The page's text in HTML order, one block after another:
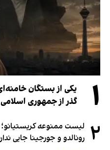
۱
یکی از بستگان
گذر از جمهوری
۲ رونالدو و جورجینا جایی